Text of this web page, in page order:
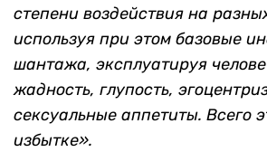
степени воздействия на
используя при этом базовые
шантажа, эксплуатируя
жадность, глупость,
сексуальные аппетиты. Всего
избытке».